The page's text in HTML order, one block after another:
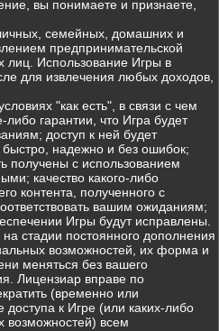
вы понимаете и признаете,
семейных, домашних и
предпринимательской
лиц. Использование Игры в
для извлечения любых доходов,
"как есть", в связи с чем
гарантии, что Игра будет
доступ к ней будет
надежно и без ошибок;
получены с использованием
качество какого-либо
контента, полученного с
вашим ожиданиям;
Игры будут исправлены.
стадии постоянного дополнения
возможностей, их форма и
меняться без вашего
Лицензиар вправе по
(временно или
доступа к Игре (или каких-либо
возможностей) всем